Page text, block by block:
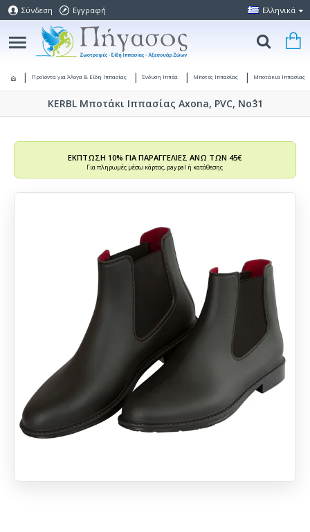
Σύνδεση Εγγραφή Ελληνικά
Προϊόντα για Άλογα & Είδη Ιππασίας Ένδυση Ιππέα Μπότες Ιππασίας Μποτάκια Ιππασίας
KERBL Μποτάκι Ιππασίας Axona, PVC, Νο΄31
ΕΚΠΤΩΣΗ 10% ΓΙΑ ΠΑΡΑΓΓΕΛΙΕΣ ΑΝΩ ΤΩΝ 45€
Για πληρωμές μέσω κάρτας, paypal ή κατάθεσης